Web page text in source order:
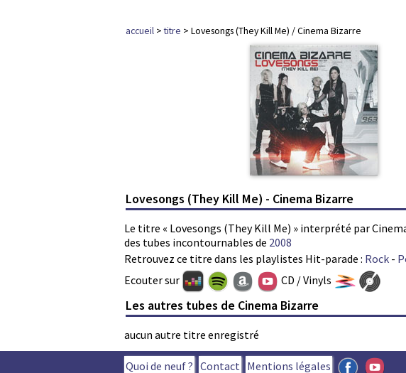
accueil >titre > Lovesongs (They Kill Me) / Cinema Bizarre
Lovesongs (They Kill Me) - Cinema Bizarre
Le titre « Lovesongs (They Kill Me) » interprété par
des tubes incontournables de 2008
Retrouvez ce titre dans les playlistes Hit-parade : Rock -
Ecouter sur CD / Vinyls
Les autres tubes de Cinema Bizarre
aucun autre titre enregistré
Quoi de neuf ? Contact Mentions légales